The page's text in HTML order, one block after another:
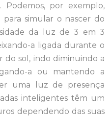
por exemplo,
simular o nascer do
da luz de 3 em 3
a ligada durante o
do sol, indo diminuindo a
a ou mantendo a
uma luz de presença
inteligentes têm um
dependendo das suas